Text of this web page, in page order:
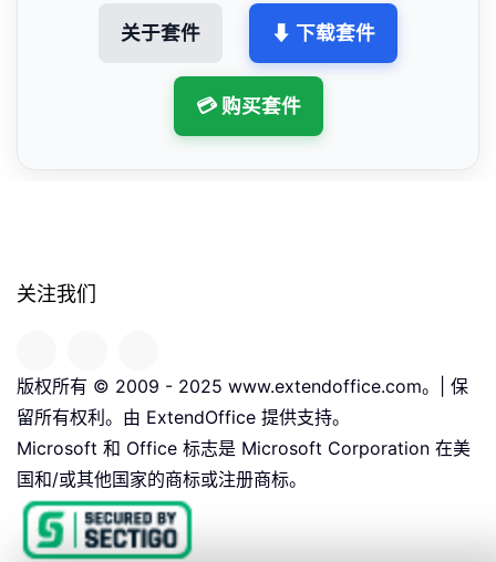
关于套件 ⬇ 下载套件
💳 购买套件
关注我们
版权所有 © 2009 - 2025 www.extendoffice.com。| 保
留所有权利。由 ExtendOffice 提供支持。
Microsoft 和 Office 标志是 Microsoft Corporation 在美
国和/或其他国家的商标或注册商标。